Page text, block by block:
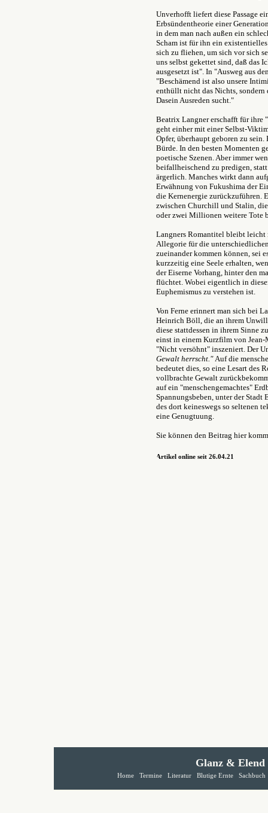
Unverhofft liefert diese Passage
Erbsündentheorie einer
in dem man nach außen ein
Scham ist für ihn ein
sich zu fliehen, um sich vor sich
uns selbst gekettet sind, daß das
ausgesetzt ist". In "Ausweg aus
"Beschämend ist also unsere
enthüllt nicht das Nichts,
Dasein Ausreden sucht."
Beatrix Langner erschafft für ihre
geht einher mit einer Selbst-
Opfer, überhaupt geboren zu
Bürde. In den besten Momenten
poetische Szenen. Aber immer
beifallheischend zu predigen,
ärgerlich. Manches wirkt dann
Erwähnung von Fukushima der
die Kernenergie zurückzuführen.
zwischen Churchill und Stalin,
oder zwei Millionen weitere Tote
Langners Romantitel bleibt leicht
Allegorie für die
zueinander kommen können, sei
kurzzeitig eine Seele erhalten,
der Eiserne Vorhang, hinter den
flüchtet. Wobei eigentlich in
Euphemismus zu verstehen ist.
Von Ferne erinnert man sich bei
Heinrich Böll, die an ihrem
diese stattdessen in ihrem Sinne
einst in einem Kurzfilm von
"Nicht versöhnt" inszeniert. Der
Gewalt herrscht."Auf die
bedeutet dies, so eine Lesart des
vollbrachte Gewalt
auf ein "menschengemachtes"
Spannungsbeben, unter der Stadt
des dort keineswegs so seltenen
eine Genugtuung.
Sie können den Beitrag hier
Artikel online seit 26.04.21
Glanz & Elend
Home Termine Literatur Blutige Ernte Sachbuch